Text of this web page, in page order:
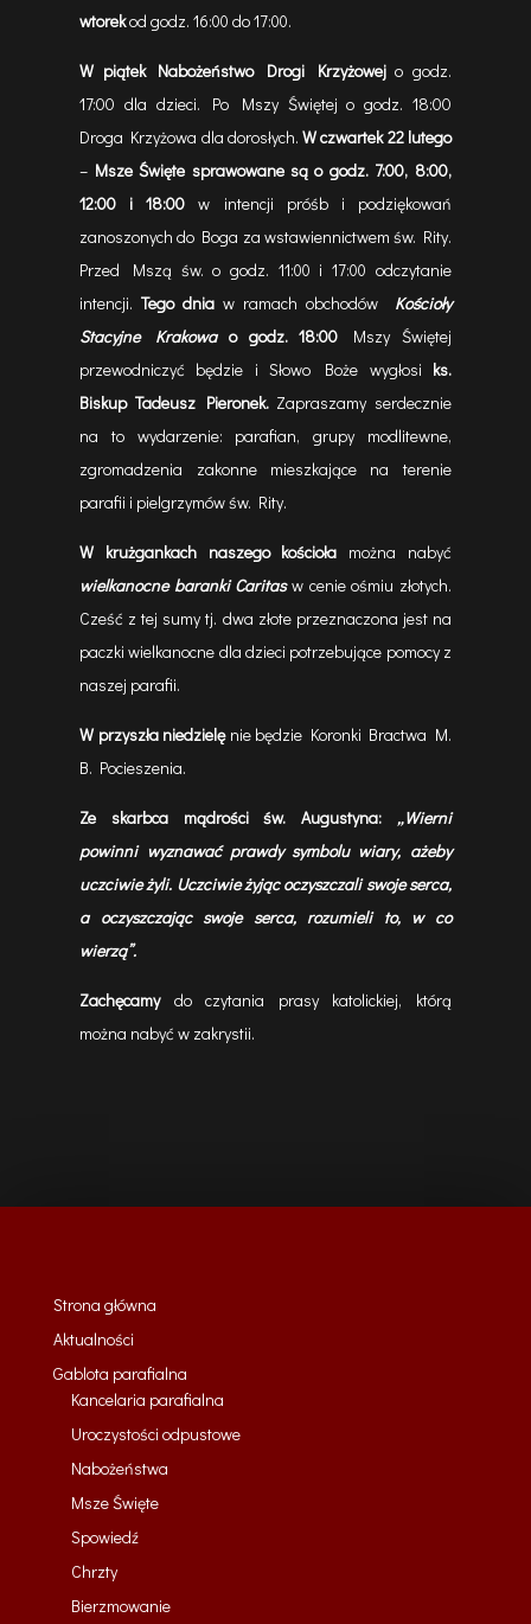
wtorekod godz. 16:00 do 17:00.
W piątek Nabożeństwo Drogi Krzyżowejo godz.
17:00 dla dzieci. Po Mszy Świętej o godz. 18:00
Droga Krzyżowa dla dorosłych.W czwartek 22 lutego
– Msze Święte sprawowane są o godz. 7:00, 8:00,
12:00 i 18:00w intencji próśb i podziękowań
zanoszonych do Boga za wstawiennictwem św. Rity.
Przed Mszą św. o godz. 11:00 i 17:00 odczytanie
intencji.Tego dnia w ramach obchodów Kościoły
Stacyjne Krakowa o godz. 18:00 Mszy Świętej
przewodniczyć będzie i Słowo Boże wygłosi ks.
Biskup Tadeusz Pieronek. Zapraszamy serdecznie
na to wydarzenie: parafian, grupy modlitewne,
zgromadzenia zakonne mieszkające na terenie
parafii i pielgrzymów św. Rity.
W krużgankach naszego kościoła można nabyć
wielkanocne baranki Caritasw cenie ośmiu złotych.
Cześć z tej sumy tj. dwa złote przeznaczona jest na
paczki wielkanocne dla dzieci potrzebujące pomocy z
naszej parafii.
W przyszła niedzielę nie będzie Koronki Bractwa M.
B. Pocieszenia.
Ze skarbca mądrości św. Augustyna: „Wierni
powinni wyznawać prawdy symbolu wiary, ażeby
uczciwie żyli. Uczciwie żyjąc oczyszczali swoje serca,
a oczyszczając swoje serca, rozumieli to, w co
wierzą”.
Zachęcamy do czytania prasy katolickiej, którą
można nabyć w zakrystii.
Strona główna
Aktualności
Gablota parafialna
Kancelaria parafialna
Uroczystości odpustowe
Nabożeństwa
Msze Święte
Spowiedź
Chrzty
Bierzmowanie